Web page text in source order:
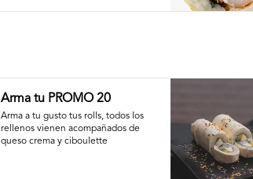
Arma tu PROMO 20
Arma a tu gusto tus rolls, todos los
rellenos vienen acompañados de
queso crema y ciboulette